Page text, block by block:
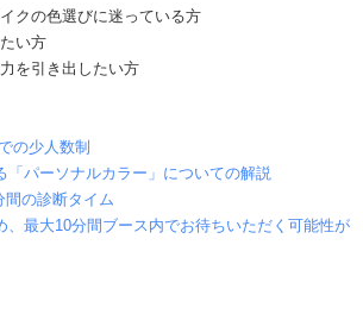
クの色選びに迷っている方
い方
を引き出したい方
の少人数制
「パーソナルカラー」についての解説
間の診断タイム
最大10分間ブース内でお待ちいただく可能性が